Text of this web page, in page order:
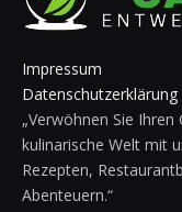
Impressum
Datenschutzerklärung
„Verwöhnen Sie
kulinarische Welt mit
Rezepten,
Abenteuern.“